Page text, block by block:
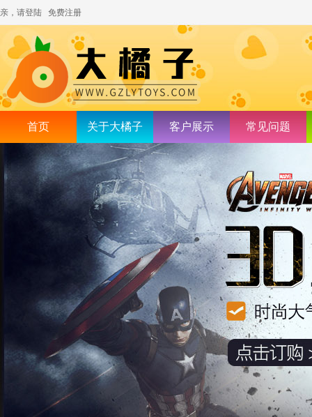
亲，请登陆 免费注册
首页 关于大橘子 客户展示 常见问题